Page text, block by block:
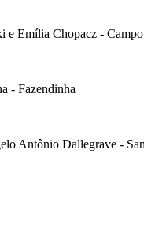
e Emília Chopacz -
- Fazendinha
Antônio Dallegrave -